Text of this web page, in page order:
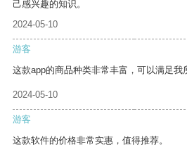
己感兴趣的知识。
2024-05-10
游客
这款app的商品种类非常丰富，可以满足我
2024-05-10
游客
这款软件的价格非常实惠，值得推荐。